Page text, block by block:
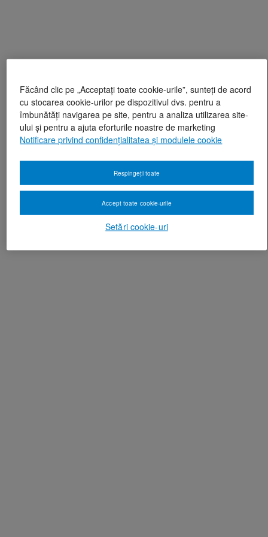
Făcând clic pe „Acceptați toate cookie-urile”, sunteți de acord
cu stocarea cookie-urilor pe dispozitivul dvs. pentru a
îmbunătăți navigarea pe site, pentru a analiza utilizarea site-
ului și pentru a ajuta eforturile noastre de marketing
Notificare privind confidențialitatea și modulele cookie
Setări cookie-uri
Respingeți toate
Accept toate cookie-urile